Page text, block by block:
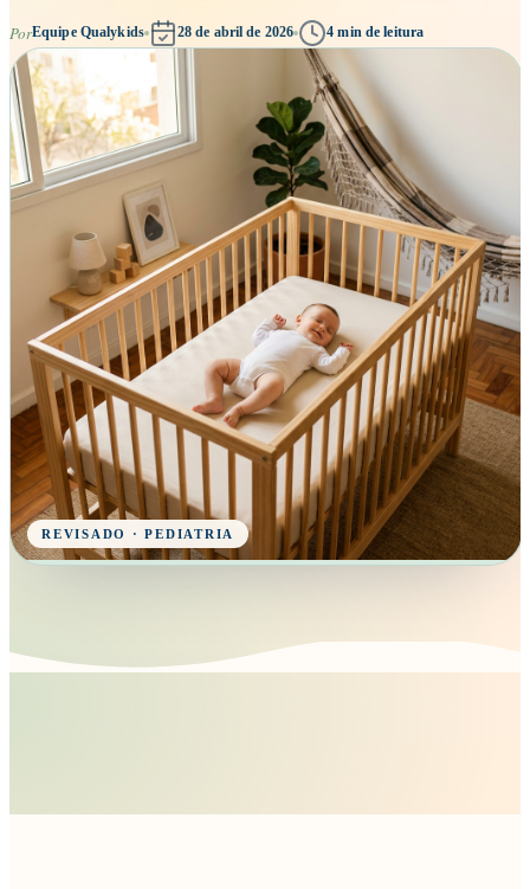
PorEquipe Qualykids 28 de abril de 2026 4 min de leitura
REVISADO · PEDIATRIA